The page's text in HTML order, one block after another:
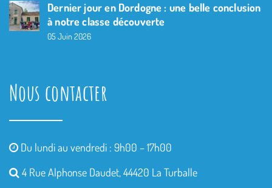
Dernier jour en Dordogne : une belle conclusion
à notre classe découverte
05 Juin 2026
Nous contacter
Du lundi au vendredi : 9h00 – 17h00
4 Rue Alphonse Daudet, 44420 La Turballe